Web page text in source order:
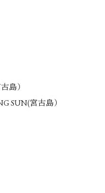
島）
SUN(宮古島）